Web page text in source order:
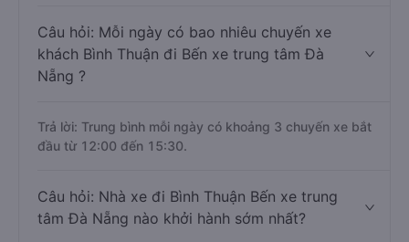
Câu hỏi: Mỗi ngày có bao nhiêu chuyến xe
khách Bình Thuận đi Bến xe trung tâm Đà
Nẵng ?
Trả lời: Trung bình mỗi ngày có khoảng 3 chuyến xe bắt
đầu từ 12:00 đến 15:30.
Câu hỏi: Nhà xe đi Bình Thuận Bến xe trung
tâm Đà Nẵng nào khởi hành sớm nhất?